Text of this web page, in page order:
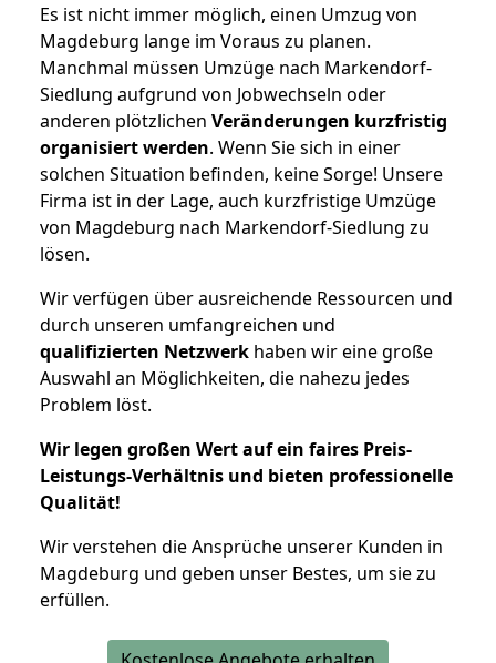
Es ist nicht immer möglich, einen Umzug von
Magdeburg lange im Voraus zu planen.
Manchmal müssen Umzüge nach Markendorf-
Siedlung aufgrund von Jobwechseln oder
anderen plötzlichen Veränderungen kurzfristig
organisiert werden. Wenn Sie sich in einer
solchen Situation befinden, keine Sorge! Unsere
Firma ist in der Lage, auch kurzfristige Umzüge
von Magdeburg nach Markendorf-Siedlung zu
lösen.
Wir verfügen über ausreichende Ressourcen und
durch unseren umfangreichen und
qualifizierten Netzwerk haben wir eine große
Auswahl an Möglichkeiten, die nahezu jedes
Problem löst.
Wir legen großen Wert auf ein faires Preis-
Leistungs-Verhältnis und bieten professionelle
Qualität!
Wir verstehen die Ansprüche unserer Kunden in
Magdeburg und geben unser Bestes, um sie zu
erfüllen.